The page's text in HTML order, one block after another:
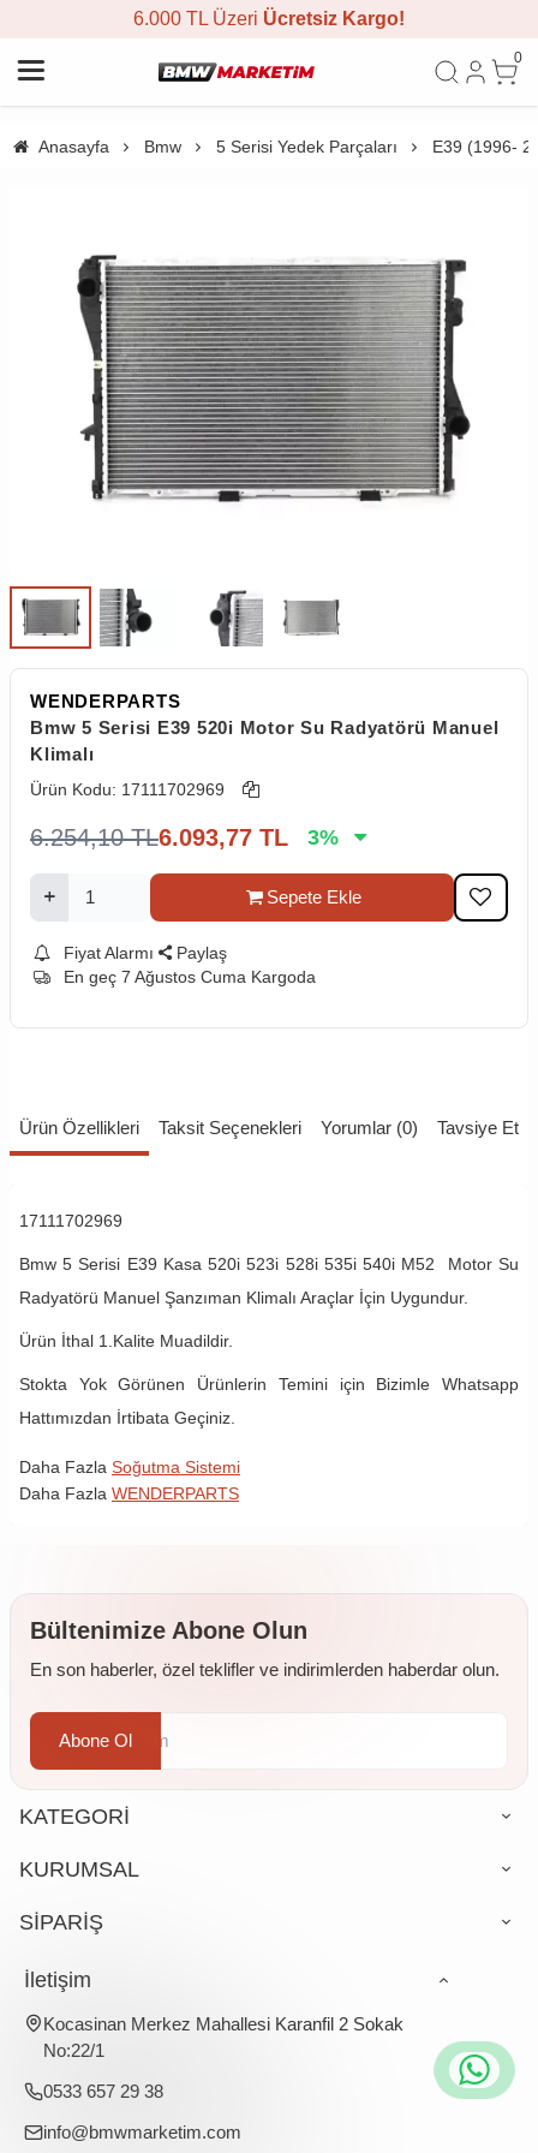
6.000 TL Üzeri Ücretsiz Kargo!
0
Anasayfa Bmw 5 Serisi Yedek Parçaları E39 (1996-
WENDERPARTS
Bmw 5 Serisi E39 520i Motor Su Radyatörü Manuel
Klimalı
Ürün Kodu: 17111702969
6.254,10 TL6.093,77 TL 3%
Sepete Ekle
Fiyat Alarmı
Paylaş
En geç 7 Ağustos Cuma Kargoda
Ürün Özellikleri Taksit Seçenekleri Yorumlar (0) Tavsiye Et
17111702969
Bmw 5 Serisi E39 Kasa 520i 523i 528i 535i 540i M52 Motor Su
Radyatörü Manuel Şanzıman Klimalı Araçlar İçin Uygundur.
Ürün İthal 1.Kalite Muadildir.
Stokta Yok Görünen Ürünlerin Temini için Bizimle Whatsapp
Hattımızdan İrtibata Geçiniz.
Daha Fazla Soğutma Sistemi
Daha Fazla WENDERPARTS
Bültenimize Abone Olun
En son haberler, özel teklifler ve indirimlerden haberdar olun.
Abone Ol
KATEGORİ
KURUMSAL
SİPARİŞ
İletişim
Kocasinan Merkez Mahallesi Karanfil 2 Sokak
No:22/1
0533 657 29 38
info@bmwmarketim.com